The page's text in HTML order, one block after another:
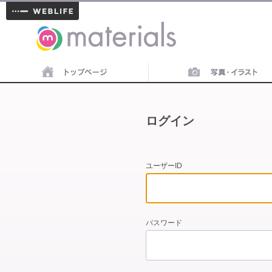
materials
ログイン
ユーザーID
パスワード